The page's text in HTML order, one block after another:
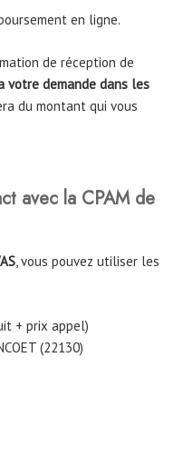
en ligne.
de réception de
votre demande dans les
du montant qui vous
avec la CPAM de
, vous pouvez utiliser les
+ prix appel)
(22130)